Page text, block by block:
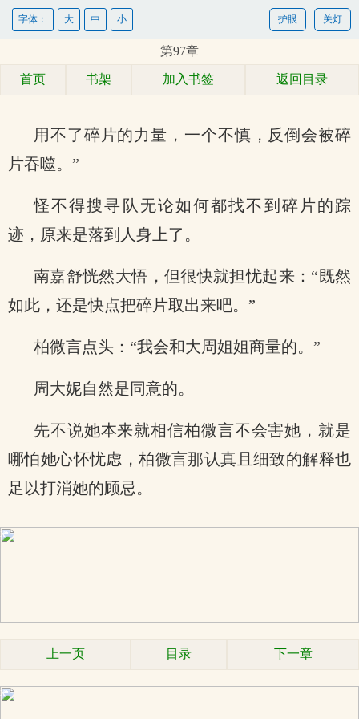
关灯
护眼
字体： 大 中 小
第97章
首页 书架 加入书签 返回目录
用不了碎片的力量，一个不慎，反倒会被碎
片吞噬。”
怪不得搜寻队无论如何都找不到碎片的踪
迹，原来是落到人身上了。
南嘉舒恍然大悟，但很快就担忧起来：“既然
如此，还是快点把碎片取出来吧。”
柏微言点头：“我会和大周姐姐商量的。”
周大妮自然是同意的。
先不说她本来就相信柏微言不会害她，就是
哪怕她心怀忧虑，柏微言那认真且细致的解释也
足以打消她的顾忌。
x
上一页 目录 下一章
x